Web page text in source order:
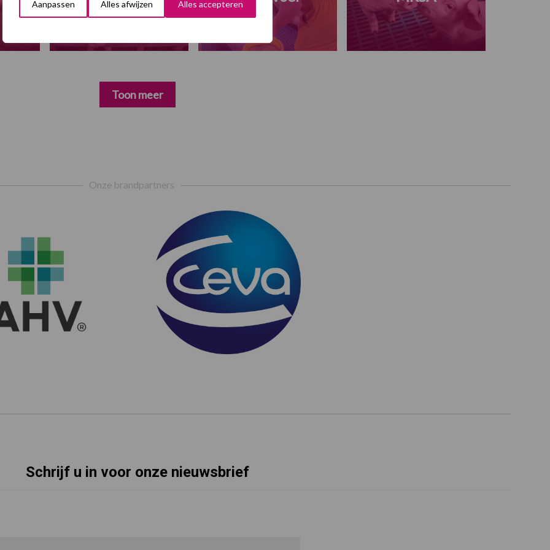
Aanpassen Alles afwijzen Alles accepteren
Toon meer
Onze brandpartners
Schrijf u in voor onze nieuwsbrief